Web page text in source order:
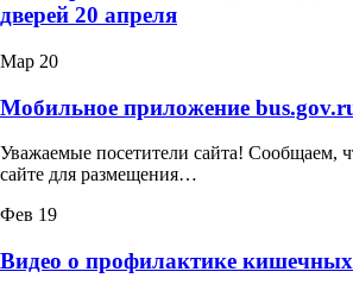
дверей 20 апреля
Мар 20
Мобильное приложение
Уважаемые посетители сайта! Сообщаем,
сайте для размещения…
Фев 19
Видео о профилактике